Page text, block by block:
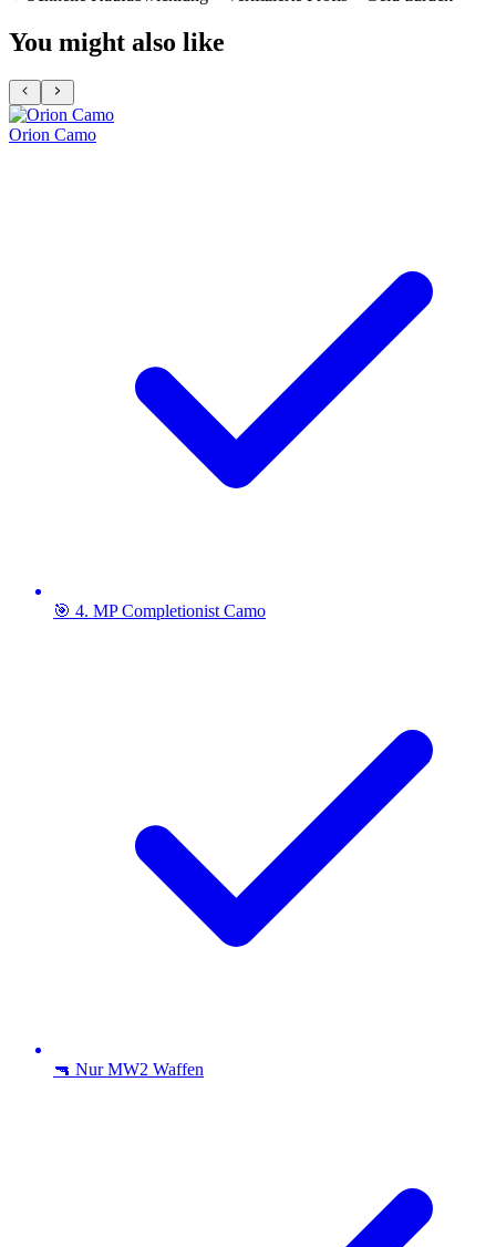
You might also like
Orion Camo
🎯 4. MP Completionist Camo
🔫 Nur MW2 Waffen